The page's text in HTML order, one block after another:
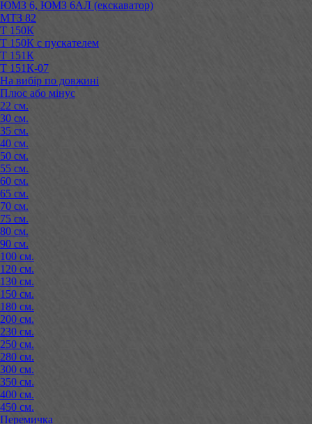
ЮМЗ 6, ЮМЗ 6АЛ (екскаватор)
МТЗ 82
Т 150К
Т 150К с пускателем
Т 151К
Т 151К-07
На вибір по довжині
Плюс або мінус
22 см.
30 см.
35 см.
40 см.
50 см.
55 см.
60 см.
65 см.
70 см.
75 см.
80 см.
90 см.
100 см.
120 см.
130 см.
150 см.
180 см.
200 см.
230 см.
250 см.
280 см.
300 см.
350 см.
400 см.
450 см.
Перемичка